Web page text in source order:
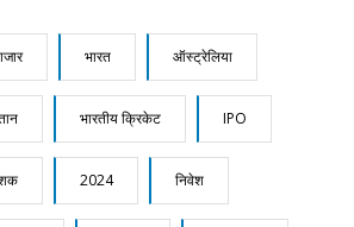
भारत ऑस्ट्रेलिया
भारतीय क्रिकेट IPO
2024 निवेश